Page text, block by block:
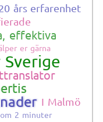
års erfarenhet
effektiva
er gärna
I Malmö
2 minuter